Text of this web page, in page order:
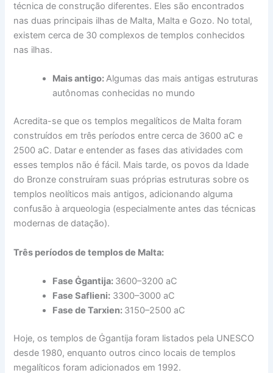
técnica de construção diferentes. Eles são encontrados
nas duas principais ilhas de Malta, Malta e Gozo. No total,
existem cerca de 30 complexos de templos conhecidos
nas ilhas.
Mais antigo:Algumas das mais antigas estruturas
autônomas conhecidas no mundo
Acredita-se que os templos megalíticos de Malta foram
construídos em três períodos entre cerca de 3600 aC e
2500 aC. Datar e entender as fases das atividades com
esses templos não é fácil. Mais tarde, os povos da Idade
do Bronze construíram suas próprias estruturas sobre os
templos neolíticos mais antigos, adicionando alguma
confusão à arqueologia (especialmente antes das técnicas
modernas de datação).
Três períodos de templos de Malta:
Fase Ġgantija: 3600–3200 aC
Fase Saflieni: 3300–3000 aC
Fase de Tarxien: 3150–2500 aC
Hoje, os templos de Ġgantija foram listados pela UNESCO
desde 1980, enquanto outros cinco locais de templos
megalíticos foram adicionados em 1992.